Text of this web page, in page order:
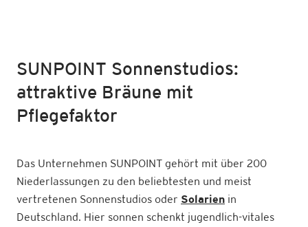
SUNPOINT Sonnenstudios:
attraktive Bräune mit
Pflegefaktor
Das Unternehmen SUNPOINT gehört mit über 200
Niederlassungen zu den beliebtesten und meist
vertretenen Sonnenstudios oder Solarien in
Deutschland. Hier sonnen schenkt jugendlich-vitales